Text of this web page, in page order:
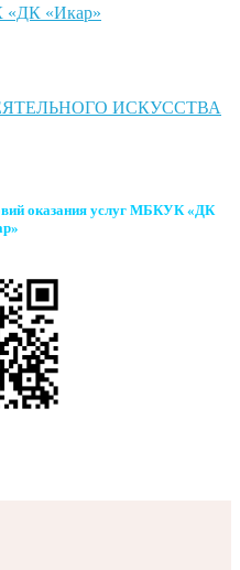
«ДК «Икар»
ИСКУССТВА
оказания услуг МБКУК «ДК